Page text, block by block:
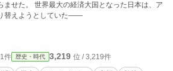
ませた。 世界最大の経済大国となった日本は、ア
替えようとしていた――
件 歴史・時代 3,219 位 / 3,219件